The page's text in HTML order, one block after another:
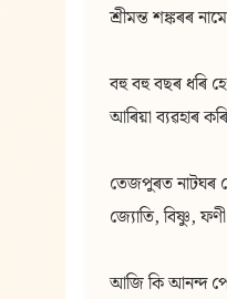
শ্ৰীমন্ত শঙ্কৰৰ
বহু বহু বছৰ ধৰি
আৰিয়া ব্যৱহাৰ
তেজপুৰত নাটঘৰ
জ্যোতি, বিষ্ণু, ফণী
আজি কি আনন্দ